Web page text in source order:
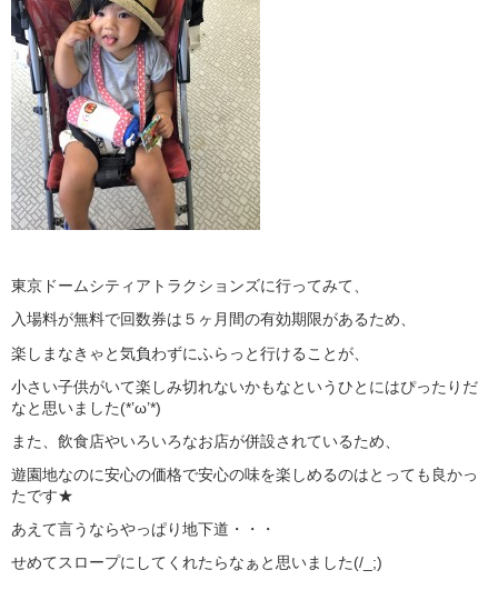
東京ドームシティアトラクションズに行ってみて、
入場料が無料で回数券は５ヶ月間の有効期限があるため、
楽しまなきゃと気負わずにふらっと行けることが、
小さい子供がいて楽しみ切れないかもなというひとにはぴったりだ
なと思いました(*’ω’*)
また、飲食店やいろいろなお店が併設されているため、
遊園地なのに安心の価格で安心の味を楽しめるのはとっても良かっ
たです★
あえて言うならやっぱり地下道・・・
せめてスロープにしてくれたらなぁと思いました(/_;)